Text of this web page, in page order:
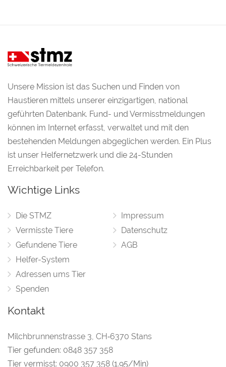
Unsere Mission ist das Suchen und Finden von
Haustieren mittels unserer einzigartigen, national
geführten Datenbank. Fund- und Vermisstmeldungen
können im Internet erfasst, verwaltet und mit den
bestehenden Meldungen abgeglichen werden. Ein Plus
ist unser Helfernetzwerk und die 24-Stunden
Erreichbarkeit per Telefon.
Wichtige Links
Die STMZ
Vermisste Tiere
Gefundene Tiere
Helfer-System
Adressen ums Tier
Spenden
Impressum
Datenschutz
AGB
Kontakt
Milchbrunnenstrasse 3, CH‑6370 Stans
Tier gefunden: 0848 357 358
Tier vermisst: 0900 357 358 (1.95/Min)